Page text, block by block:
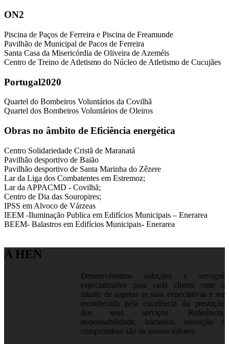
ON2
Piscina de Paços de Ferreira e Piscina de Freamunde
Pavilhão de Municipal de Pacos de Ferreira
Santa Casa da Misericórdia de Oliveira de Azeméis
Centro de Treino de Atletismo do Núcleo de Atletismo de Cucujães
Portugal2020
Quartel do Bombeiros Voluntários da Covilhã
Quartel dos Bombeiros Voluntários de Oleiros
Obras no âmbito de Eficiência energética
Centro Solidariedade Cristã de Maranatá
Pavilhão desportivo de Baião
Pavilhão desportivo de Santa Marinha do Zêzere
Lar da Liga dos Combatentes em Estremoz;
Lar da APPACMD - Covilhã;
Centro de Dia das Souropires;
IPSS em Alvoco de Várzeas
IEEM -Iluminação Publica em Edifícios Municipais – Enerarea
BEEM- Balastros em Edifícios Municipais- Enerarea
A HEN
Desenvolvemos soluções e serviços
especializados para cada cliente com o
intuito de superar as suas expectativas e ser
reconhecida pela excelência da prestação
dos seus serviços. Referência,
responsabilidade, iniciativa, inovação e
compromisso são os nossos valores.